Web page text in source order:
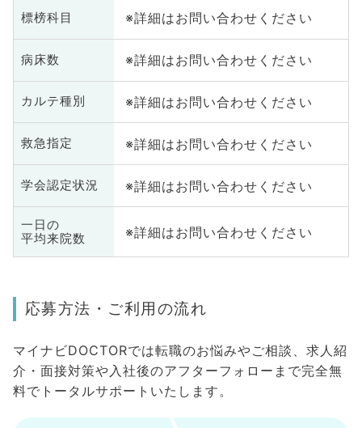
標榜科目 ※詳細はお問い合わせください
病床数 ※詳細はお問い合わせください
カルテ種別 ※詳細はお問い合わせください
救急指定 ※詳細はお問い合わせください
学会認定状況 ※詳細はお問い合わせください
一日の
平均来院数
※詳細はお問い合わせください
応募方法・ご利用の流れ
マイナビDOCTORでは転職のお悩みやご相談、求人紹
介・面接対策や入社後のアフターフォローまで完全無
料でトータルサポートいたします。